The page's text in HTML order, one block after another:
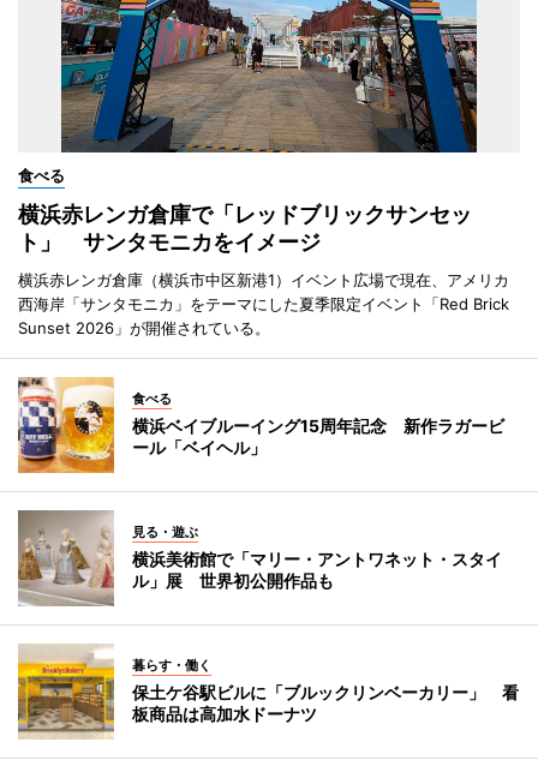
食べる
横浜赤レンガ倉庫で「レッドブリックサンセッ
ト」 サンタモニカをイメージ
横浜赤レンガ倉庫（横浜市中区新港1）イベント広場で現在、アメリカ
西海岸「サンタモニカ」をテーマにした夏季限定イベント「Red Brick
Sunset 2026」が開催されている。
食べる
横浜ベイブルーイング15周年記念 新作ラガービ
ール「ベイヘル」
見る・遊ぶ
横浜美術館で「マリー・アントワネット・スタイ
ル」展 世界初公開作品も
暮らす・働く
保土ケ谷駅ビルに「ブルックリンベーカリー」 看
板商品は高加水ドーナツ